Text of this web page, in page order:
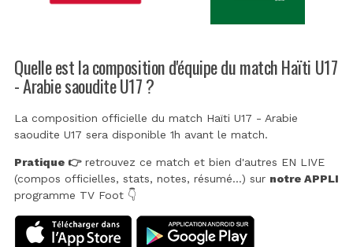
Quelle est la composition d'équipe du match Haïti U17
- Arabie saoudite U17 ?
La composition officielle du match Haïti U17 - Arabie
saoudite U17 sera disponible 1h avant le match.
Pratique 👉retrouvez ce match et bien d'autres EN LIVE
(compos officielles, stats, notes, résumé...) sur notre APPLI
programme TV Foot 👇